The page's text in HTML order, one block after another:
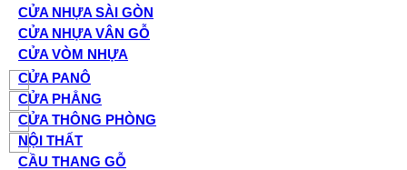
CỬA NHỰA SÀI GÒN
CỬA NHỰA VÂN GỖ
CỬA VÒM NHỰA
CỬA PANÔ
CỬA PHẲNG
CỬA THÔNG PHÒNG
NỘI THẤT
CẦU THANG GỖ